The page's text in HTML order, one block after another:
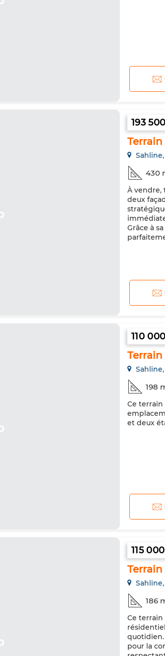
193
430
À vendre,
deux
Grâce à
110
198
Ce terrain
et deux
115
186
Ce terrain
quotidien.
pour la